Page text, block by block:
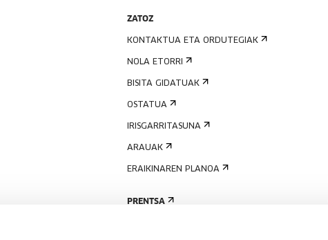
ZATOZ
KONTAKTUA ETA ORDUTEGIAK
NOLA ETORRI
BISITA GIDATUAK
OSTATUA
IRISGARRITASUNA
ARAUAK
ERAIKINAREN PLANOA
PRENTSA